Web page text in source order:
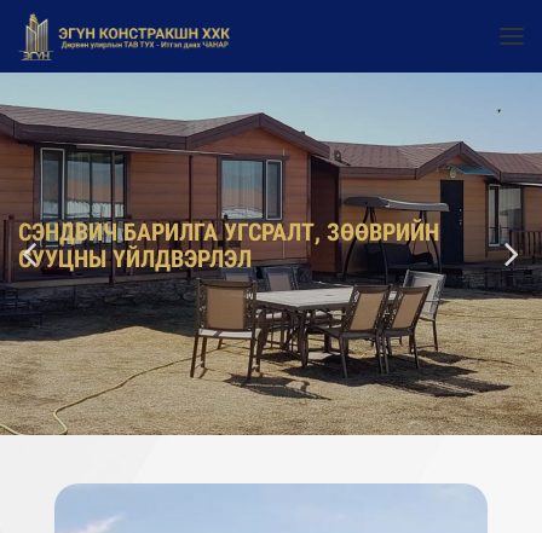
СЭНДВИЧ БАРИЛГА УГСРАЛТ, ЗӨӨВРИЙН
СУУЦНЫ ҮЙЛДВЭРЛЭЛ